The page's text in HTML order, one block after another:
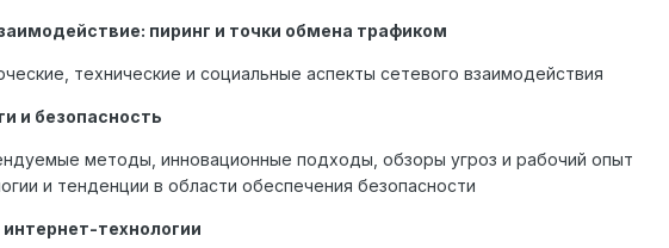
пиринг и точки обмена трафиком
технические и социальные аспекты сетевого взаимодействия
и безопасность
методы, инновационные подходы, обзоры угроз и рабочий опыт
и тенденции в области обеспечения безопасности
технологии